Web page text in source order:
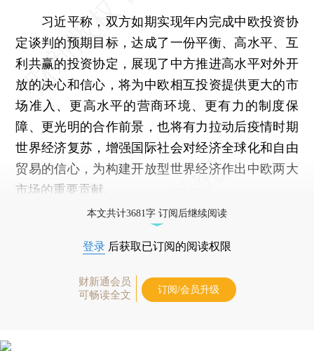
习近平称，双方如期实现年内完成中欧投资协
定谈判的预期目标，达成了一份平衡、高水平、互
利共赢的投资协定，展现了中方推进高水平对外开
放的决心和信心，将为中欧相互投资提供更大的市
场准入、更高水平的营商环境、更有力的制度保
障、更光明的合作前景，也将有力拉动后疫情时期
世界经济复苏，增强国际社会对经济全球化和自由
贸易的信心，为构建开放型世界经济作出中欧两大
市场的重要贡献。
本文共计3681字 订阅后继续阅读
登录 后获取已订阅的阅读权限
财新通会员
可畅读全文
订阅/会员升级